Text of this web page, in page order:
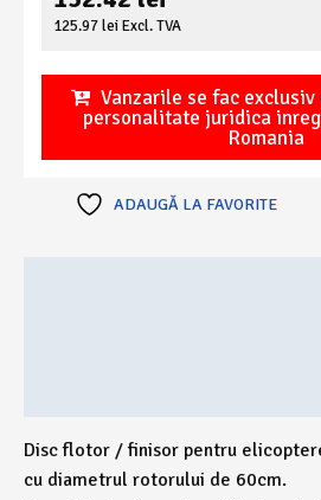
a
fost:
Prețul
152.42 lei.
125.97leiExcl. TVA
Vanzarile se fac
personalitate juridica
Romania
ADAUGĂ LA FAVORITE
Disc flotor / finisor pentru
cu diametrul rotorului de 60cm.